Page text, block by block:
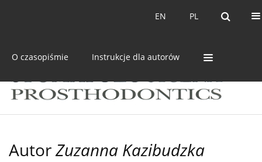
PL
EN PL
EN
O czasopiśmie Instrukcje dla autorów
AutorZuzanna Kazibudzka